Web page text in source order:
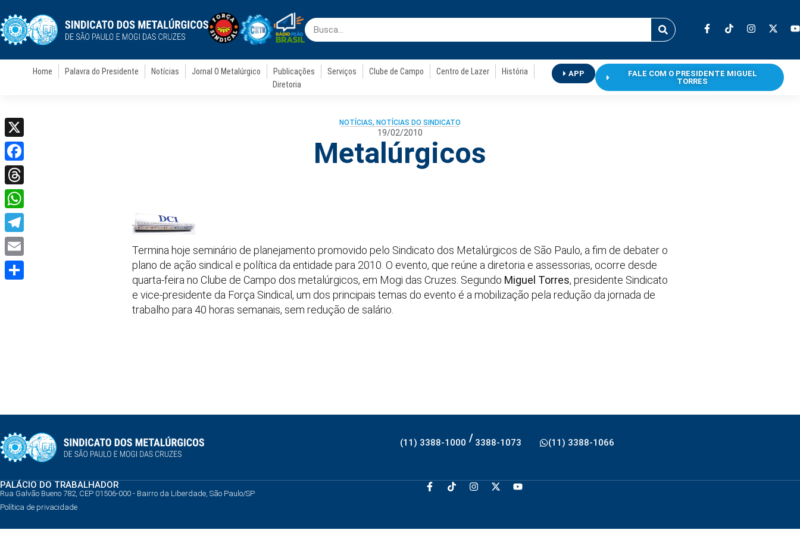
Home Palavra do Presidente Notícias Jornal O Metalúrgico Publicações Serviços Clube de Campo Centro de Lazer
História
Diretoria
APP
FALE COM O PRESIDENTE MIGUEL
TORRES
NOTÍCIAS, NOTÍCIAS DO SINDICATO
19/02/2010
Metalúrgicos
Termina hoje seminário de planejamento promovido pelo Sindicato dos Metalúrgicos de São Paulo, a fim de debater o
plano de ação sindical e política da entidade para 2010. O evento, que reúne a diretoria e assessorias, ocorre desde
quarta-feira no Clube de Campo dos metalúrgicos, em Mogi das Cruzes. Segundo Miguel Torres, presidente Sindicato
e vice-presidente da Força Sindical, um dos principais temas do evento é a mobilização pela redução da jornada de
trabalho para 40 horas semanais, sem redução de salário.
(11) 3388-1000 / 3388-1073 (11) 3388-1066
PALÁCIO DO TRABALHADOR
Rua Galvão Bueno 782, CEP 01506-000 - Bairro da Liberdade, São Paulo/SP
Política de privacidade
X
Facebook
Threads
WhatsApp
Telegram
Email